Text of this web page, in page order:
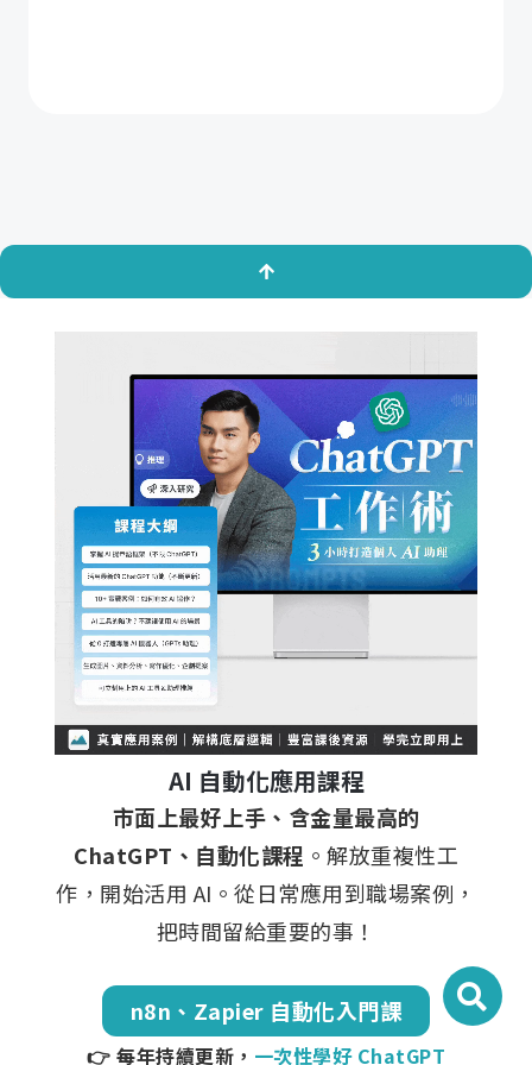
AI 自動化應用課程
市面上最好上手、含金量最高的
ChatGPT、自動化課程 。解放重複性工
作，開始活用 AI。從日常應用到職場案例，
把時間留給重要的事！
n8n、Zapier 自動化入門課
👉 每年持續更新， 一次性學好 ChatGPT